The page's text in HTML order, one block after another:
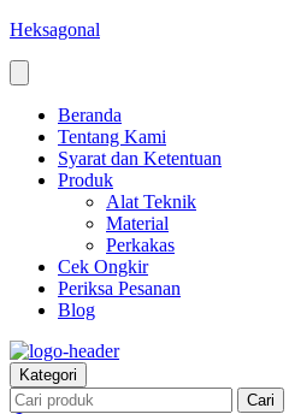
Heksagonal
Beranda
Tentang Kami
Syarat dan Ketentuan
Produk
Alat Teknik
Material
Perkakas
Cek Ongkir
Periksa Pesanan
Blog
Kategori
Cari